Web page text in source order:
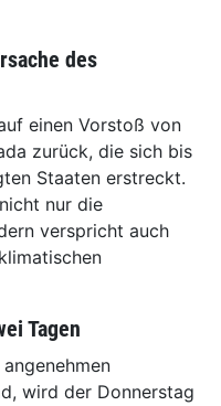
des
einen Vorstoß von
zurück, die sich bis
Staaten erstreckt.
nur die
verspricht auch
Tagen
wird der Donnerstag